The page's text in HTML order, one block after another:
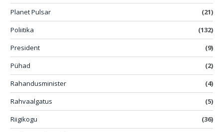
Planet Pulsar
(21)
Poliitika
(132)
President
(9)
Pühad
(2)
Rahandusminister
(4)
Rahvaalgatus
(5)
Riigikogu
(36)